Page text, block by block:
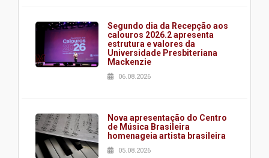
Segundo dia da Recepção aos
calouros 2026.2 apresenta
estrutura e valores da
Universidade Presbiteriana
Mackenzie
06.08.2026
Nova apresentação do Centro
de Música Brasileira
homenageia artista brasileira
05.08.2026